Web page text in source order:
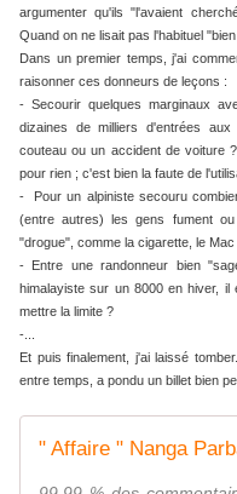
argumenter qu'ils "l'avaient
Quand on ne lisait pas l'habituel
Dans un premier temps, j'ai
raisonner ces donneurs de leçons :
- Secourir quelques marginaux
dizaines de milliers d'entrées
couteau ou un accident de voiture
pour rien ; c'est bien la faute de
- Pour un alpiniste secouru
(entre autres) les gens fument
"drogue", comme la cigarette, le
- Entre une randonneur bien
himalayiste sur un 8000 en hiver,
mettre la limite ?
-...
Et puis finalement, j'ai laissé
entre temps, a pondu un billet bien
" Affaire " Nanga